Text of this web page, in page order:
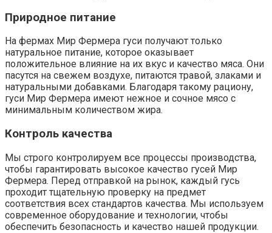
Природное питание
На фермах Мир Фермера гуси получают только
натуральное питание, которое оказывает
положительное влияние на их вкус и качество мяса. Они
пасутся на свежем воздухе, питаются травой, злаками и
натуральными добавками. Благодаря такому рациону,
гуси Мир Фермера имеют нежное и сочное мясо с
минимальным количеством жира.
Контроль качества
Мы строго контролируем все процессы производства,
чтобы гарантировать высокое качество гусей Мир
Фермера. Перед отправкой на рынок, каждый гусь
проходит тщательную проверку на предмет
соответствия всех стандартов качества. Мы используем
современное оборудование и технологии, чтобы
обеспечить безопасность и качество нашей продукции.